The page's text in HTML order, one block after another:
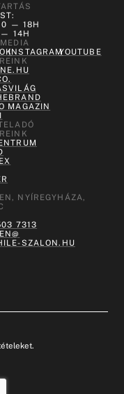
— 18H
— 14H
INSTAGRAMYOUTUBE
MAGAZIN
NYÍREGYHÁZA,
7313
SZALON.HU